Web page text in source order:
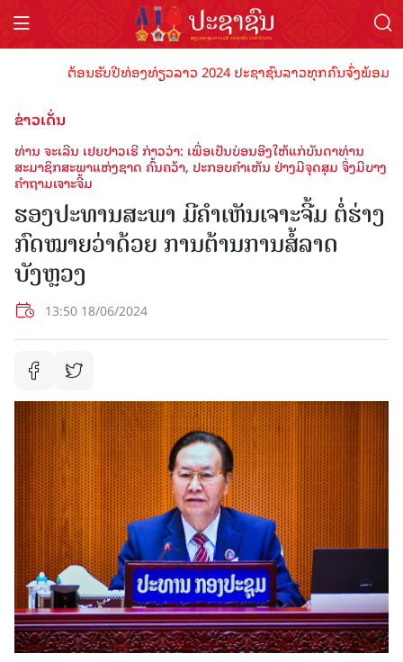
ຕ້ອນຮັບປີທ່ອງທ່ຽວລາວ 2024 ປະຊາຊົນລາວທຸກຄົນຈົ່ງພ້ອມເປັ
ຂ່າວເດັ່ນ
ທ່ານ ຈະເລີນ ເຢຍປາວເຮີ ກ່າວວ່າ: ເພື່ອເປັນບ່ອນອີງໃຫ້ແກ່ບັນດາທ່ານ
ສະມາຊິກສະພາແຫ່ງຊາດ ຄົ້ນຄວ້າ, ປະກອບຄໍາເຫັນ ຢ່າງມີຈຸດສຸມ ຈຶ່ງມີບາງ
ຄໍາຖາມເຈາະຈີ້ມ
ຮອງປະທານສະພາ ມີ​ຄຳ​ເຫັນເຈາະຈີ້ມ ຕໍ່ຮ່າງ
ກົດໝາຍວ່າດ້ວຍ ການຕ້ານການສໍ້ລາດ
ບັງຫຼວງ
13:50 18/06/2024